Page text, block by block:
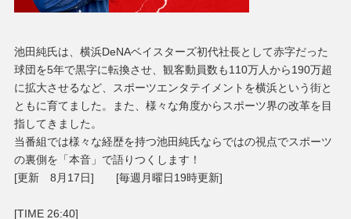
池田純氏は、横浜DeNAベイスターズ初代社長として赤字だった
球団を5年で黒字に転換させ、観客動員数も110万人から190万超
に拡大させるなど、スポーツエンタテイメントを横浜という街と
ともに育てました。また、様々な角度からスポーツ界の改革を目
指してきました。
当番組では様々な経歴を持つ池田純氏ならではの視点でスポーツ
の裏側を「本音」で語りつくします！
[更新 8月17日] [毎週月曜日19時更新]
[TIME 26:40]